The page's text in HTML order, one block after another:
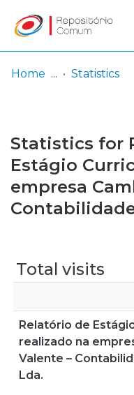
Browse repository
Entities
Log
In
(current)
Home Statistics
Statistics for
Estágio
empresa
Total visits
Relatório de
realizado na
Valente –
Lda.